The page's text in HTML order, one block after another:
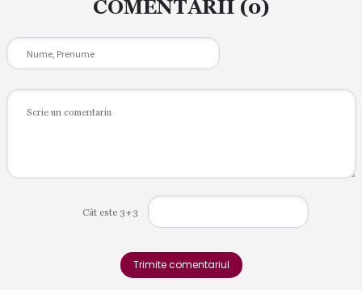
COMENTARII (0)
Cât este 3+3
Trimite comentariul